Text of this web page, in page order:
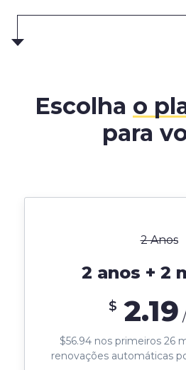
Escolha o
para
2 Anos
2 anos + 2
$ 2.19
$56.94 nos primeiros 26
renovações automáticas